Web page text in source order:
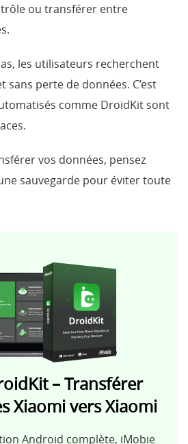
ou transférer entre
les utilisateurs recherchent
perte de données. C’est
comme DroidKit sont
vos données, pensez
sauvegarde pour éviter toute
– Transférer
Xiaomi vers Xiaomi
Android complète, iMobie